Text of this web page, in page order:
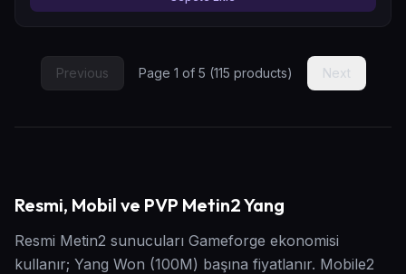
Previous Page 1 of 5 (115 products) Next
Resmi, Mobil ve PVP Metin2 Yang
Resmi Metin2 sunucuları Gameforge ekonomisi
kullanır; Yang Won (100M) başına fiyatlanır. Mobile2